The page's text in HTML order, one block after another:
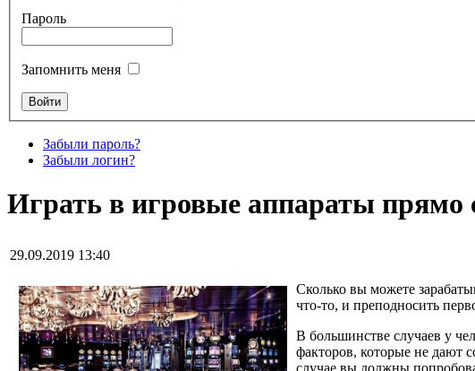
Пароль
Запомнить меня
Забыли пароль?
Забыли логин?
Играть в игровые аппараты прямо
29.09.2019 13:40
Сколько вы можете
что-то, и преподносить
В большинстве случаев у
факторов, которые не дают